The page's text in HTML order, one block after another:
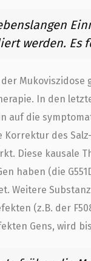
werden. Es
Mukoviszidose
In den
auf die
Korrektur des
Diese kausale
haben (die
Weitere
(z.B. der
Gens, wird